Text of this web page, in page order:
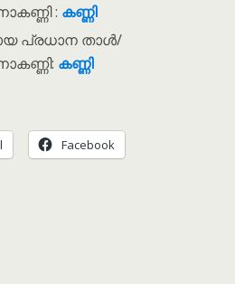
: കണ്ണി
പ്രധാന താൾ/
കണ്ണി
Facebook